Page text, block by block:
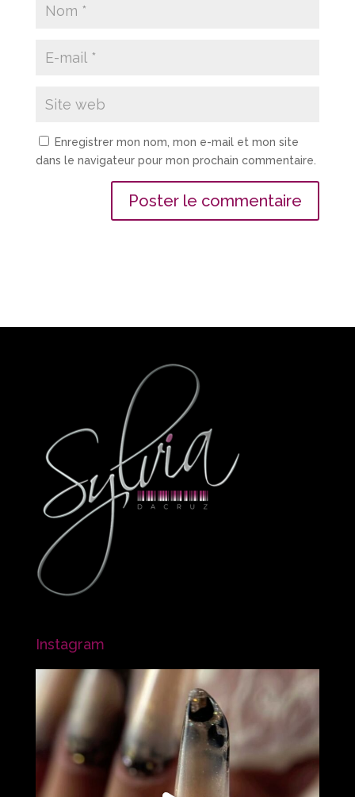
Enregistrer mon nom, mon e-mail et mon site
dans le navigateur pour mon prochain commentaire.
Instagram